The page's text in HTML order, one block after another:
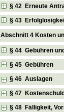
§ 42 Erneute
§ 43
Abschnitt 4 Kosten
§ 44 Gebühren
§ 45 Gebühren
§ 46 Auslagen
§ 47
§ 48 Fälligkeit,